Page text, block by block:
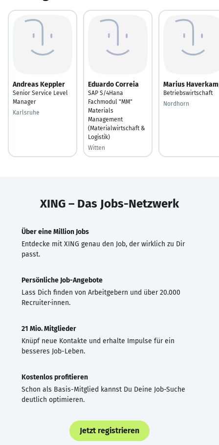
Andreas Keppler
Senior Service Level
Manager
Karlsruhe
Eduardo Correia
SAP S/4Hana
Fachmodul "MM"
Materials
Management
(Materialwirtschaft &
Logistik)
Witten
Marius
Betriebswirtschaft
Nordhorn
XING – Das Jobs-Netzwerk
Über eine Million Jobs
Entdecke mit XING genau den Job, der wirklich zu Dir
passt.
Persönliche Job-Angebote
Lass Dich finden von Arbeitgebern und über 20.000
Recruiter·innen.
21 Mio. Mitglieder
Knüpf neue Kontakte und erhalte Impulse für ein
besseres Job-Leben.
Kostenlos profitieren
Schon als Basis-Mitglied kannst Du Deine Job-Suche
deutlich optimieren.
Jetzt registrieren